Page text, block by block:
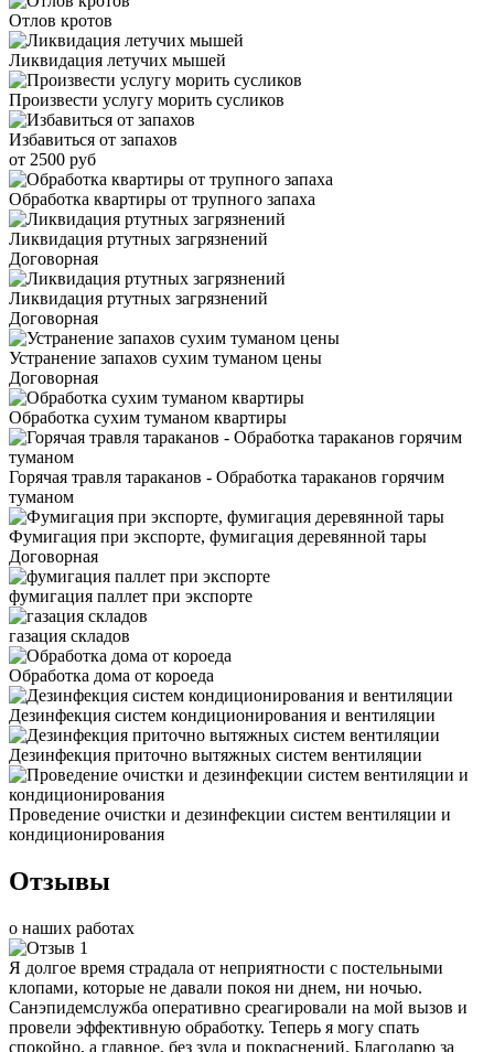
Отлов кротов
Ликвидация летучих мышей
Произвести услугу морить сусликов
Избавиться от запахов
от 2500 руб
Обработка квартиры от трупного запаха
Ликвидация ртутных загрязнений
Договорная
Ликвидация ртутных загрязнений
Договорная
Устранение запахов сухим туманом цены
Договорная
Обработка сухим туманом квартиры
Горячая травля тараканов - Обработка тараканов горячим
туманом
Фумигация при экспорте, фумигация деревянной тары
Договорная
фумигация паллет при экспорте
газация складов
Обработка дома от короеда
Дезинфекция систем кондиционирования и вентиляции
Дезинфекция приточно вытяжных систем вентиляции
Проведение очистки и дезинфекции систем вентиляции и
кондиционирования
Отзывы
о наших работах
Я долгое время страдала от неприятности с постельными
клопами, которые не давали покоя ни днем, ни ночью.
Санэпидемслужба оперативно среагировали на мой вызов и
провели эффективную обработку. Теперь я могу спать
спокойно, а главное, без зуда и покраснений. Благодарю за